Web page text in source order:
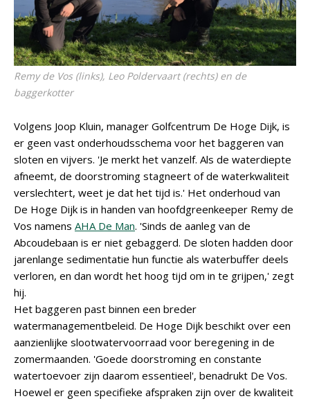
Remy de Vos (links), Leo Poldervaart (rechts) en de
baggerkotter
Volgens Joop Kluin, manager Golfcentrum De Hoge Dijk, is
er geen vast onderhoudsschema voor het baggeren van
sloten en vijvers. 'Je merkt het vanzelf. Als de waterdiepte
afneemt, de doorstroming stagneert of de waterkwaliteit
verslechtert, weet je dat het tijd is.' Het onderhoud van
De Hoge Dijk is in handen van hoofdgreenkeeper Remy de
Vos namens AHA De Man. 'Sinds de aanleg van de
Abcoudebaan is er niet gebaggerd. De sloten hadden door
jarenlange sedimentatie hun functie als waterbuffer deels
verloren, en dan wordt het hoog tijd om in te grijpen,' zegt
hij.
Het baggeren past binnen een breder
watermanagementbeleid. De Hoge Dijk beschikt over een
aanzienlijke slootwatervoorraad voor beregening in de
zomermaanden. 'Goede doorstroming en constante
watertoevoer zijn daarom essentieel', benadrukt De Vos.
Hoewel er geen specifieke afspraken zijn over de kwaliteit